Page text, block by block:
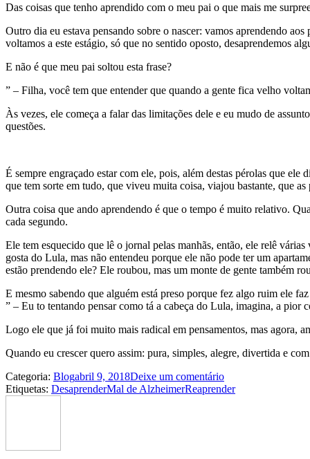
Das coisas que tenho aprendido com o meu pai o que mais me
Outro dia eu estava pensando sobre o nascer: vamos aprendendo
voltamos a este estágio, só que no sentido oposto, desaprendemos
E não é que meu pai soltou esta frase?
” – Filha, você tem que entender que quando a gente fica velho
Às vezes, ele começa a falar das limitações dele e eu mudo de
questões.
É sempre engraçado estar com ele, pois, além destas pérolas que
que tem sorte em tudo, que viveu muita coisa, viajou bastante, que
Outra coisa que ando aprendendo é que o tempo é muito relativo.
cada segundo.
Ele tem esquecido que lê o jornal pelas manhãs, então, ele relê
gosta do Lula, mas não entendeu porque ele não pode ter um
estão prendendo ele? Ele roubou, mas um monte de gente também
E mesmo sabendo que alguém está preso porque fez algo ruim ele
” – Eu to tentando pensar como tá a cabeça do Lula, imagina, a pior
Logo ele que já foi muito mais radical em pensamentos, mas agora,
Quando eu crescer quero assim: pura, simples, alegre, divertida e
Categoria: Blogabril 9, 2018Deixe um comentário
Etiquetas: DesaprenderMal de AlzheimerReaprender